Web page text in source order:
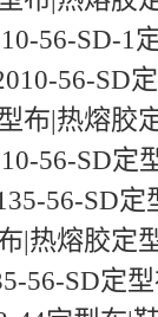
56-SD-1
56-SD定
56-SD定